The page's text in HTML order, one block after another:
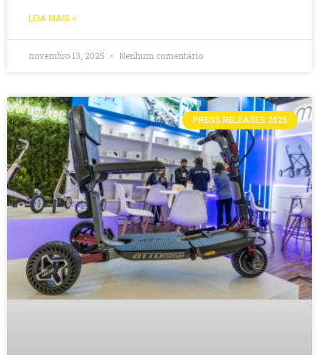
LEIA MAIS »
novembro 13, 2025 Nenhum comentário
PRESS RELEASES 2025